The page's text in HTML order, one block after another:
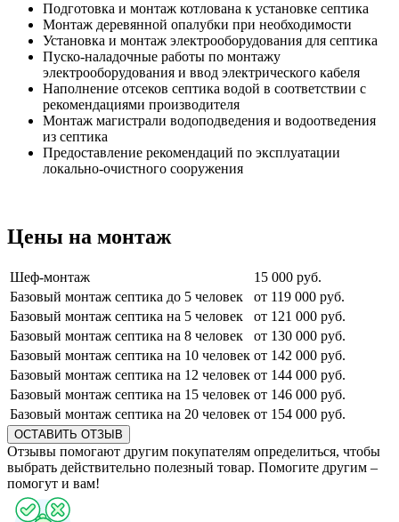
Подготовка и монтаж котлована к установке септика
Монтаж деревянной опалубки при необходимости
Установка и монтаж электрооборудования для септика
Пуско-наладочные работы по монтажу
электрооборудования и ввод электрического кабеля
Наполнение отсеков септика водой в соответствии с
рекомендациями производителя
Монтаж магистрали водоподведения и водоотведения
из септика
Предоставление рекомендаций по эксплуатации
локально-очистного сооружения
Цены на монтаж
Шеф-монтаж
15 000 руб.
Базовый монтаж септика до 5 человек
от 119 000 руб.
Базовый монтаж септика на 5 человек
от 121 000 руб.
Базовый монтаж септика на 8 человек
от 130 000 руб.
Базовый монтаж септика на 10 человек от 142 000 руб.
Базовый монтаж септика на 12 человек от 144 000 руб.
Базовый монтаж септика на 15 человек от 146 000 руб.
Базовый монтаж септика на 20 человек от 154 000 руб.
ОСТАВИТЬ ОТЗЫВ
Отзывы помогают другим покупателям определиться, чтобы
выбрать действительно полезный товар. Помогите другим –
помогут и вам!